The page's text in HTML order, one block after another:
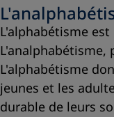
L'alphabétisme
L'alphabétisme
jeunes et les
durable de leurs